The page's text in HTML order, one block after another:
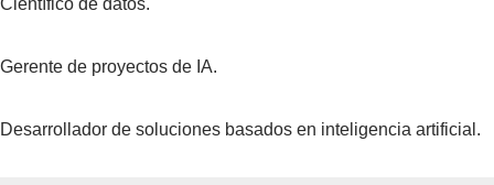
Científico de datos.
Gerente de proyectos de IA.
Desarrollador de soluciones basados en inteligencia artificial.